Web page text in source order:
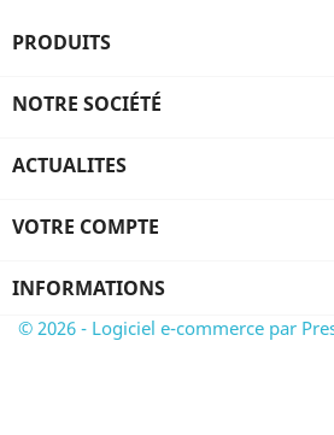
PRODUITS
NOTRE SOCIÉTÉ
ACTUALITES
VOTRE COMPTE
INFORMATIONS
© 2026 - Logiciel e-commerce par